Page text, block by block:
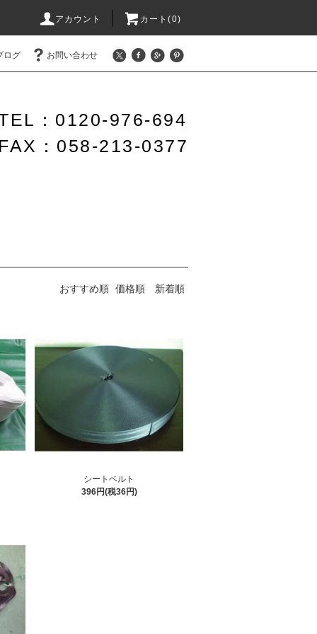
アカウント カート(0)
ログ お問い合わせ
：0120-976-694
FAX：058-213-0377
おすすめ順 価格順 新着順
シートベルト
396円(税36円)